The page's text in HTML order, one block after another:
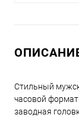
Стильный
часовой
заводная